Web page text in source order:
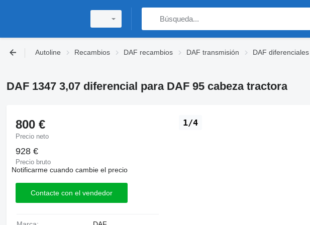
Autoline Recambios DAF recambios DAF transmisión DAF diferenciales
DAF 1347 3,07 diferencial para DAF 95 cabeza tractora
1/4
800 €
Precio neto
928 €
Precio bruto
Notificarme cuando cambie el precio
Contacte con el vendedor